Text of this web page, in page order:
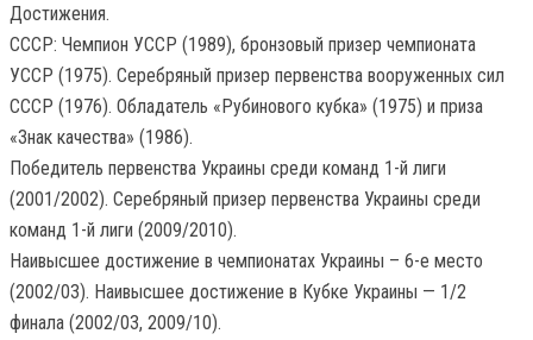
Достижения.
СССР: Чемпион УССР (1989), бронзовый призер чемпионата
УССР (1975). Серебряный призер первенства вооруженных сил
СССР (1976). Обладатель «Рубинового кубка» (1975) и приза
«Знак качества» (1986).
Победитель первенства Украины среди команд 1-й лиги
(2001/2002). Серебряный призер первенства Украины среди
команд 1-й лиги (2009/2010).
Наивысшее достижение в чемпионатах Украины – 6-е место
(2002/03). Наивысшее достижение в Кубке Украины — 1/2
финала (2002/03, 2009/10).